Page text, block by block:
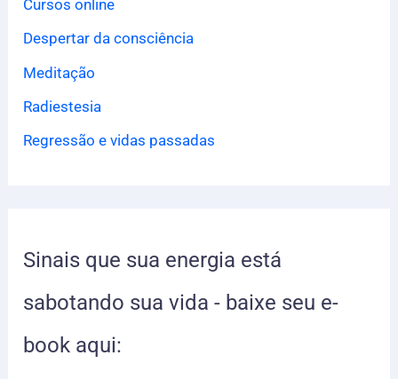
a
r
p
o
r
Cursos online
Despertar da consciência
Meditação
Radiestesia
Regressão e vidas passadas
Sinais que sua energia está
sabotando sua vida - baixe seu e-
book aqui: